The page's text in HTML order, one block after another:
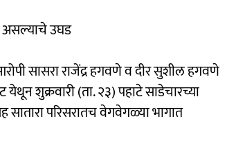
असल्याचे उघड
सासरा राजेंद्र हगवणे व दीर सुशील हगवणे
शुक्रवारी (ता. २३) पहाटे साडेचारच्या
परिसरातच वेगवेगळ्या भागात